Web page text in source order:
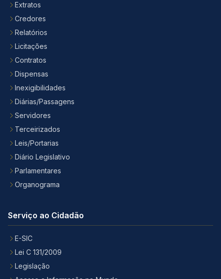
Extratos
Credores
Relatórios
Licitações
Contratos
Dispensas
Inexigibilidades
Diárias/Passagens
Servidores
Terceirizados
Leis/Portarias
Diário Legislativo
Parlamentares
Organograma
Serviço ao Cidadão
E-SIC
Lei C 131/2009
Legislação